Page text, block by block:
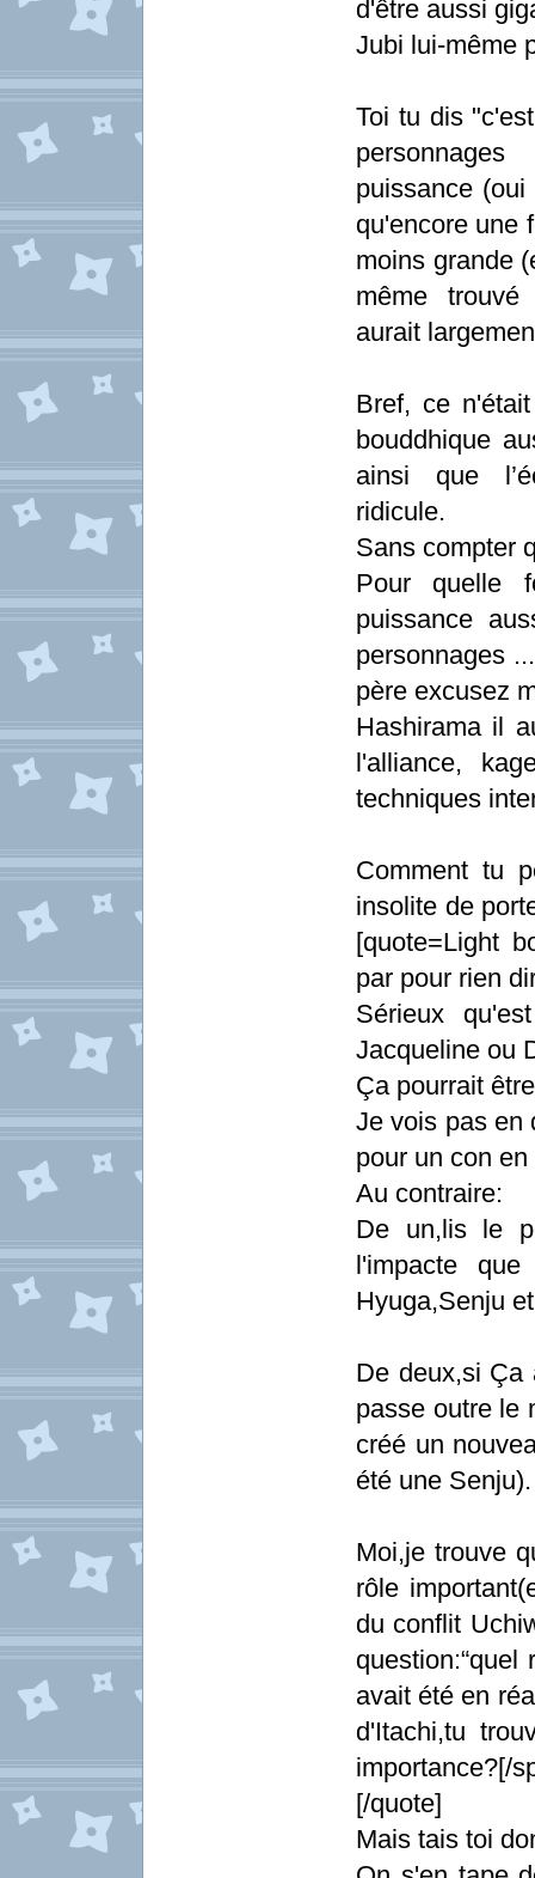
d'être aussi
Jubi lui-même
Toi tu dis
puissance
qu'encore une
moins grande
même trouvé
aurait
Bref, ce
bouddhique
ainsi que
ridicule.
Sans compter
Pour quelle
puissance
personnages
père excusez
Hashirama il
l'alliance,
techniques
Comment tu
insolite de
[quote=Light
par pour rien
Sérieux
Jacqueline ou
Ça pourrait
Je vois pas en
pour un con
Au contraire:
De un,lis le
l'impacte
Hyuga,Senju
De deux,si Ça
passe outre le
créé un
été une Senju).
Moi,je trouve
rôle
du conflit
avait été en
d'Itachi,tu
importance?[/
[/quote]
Mais tais toi